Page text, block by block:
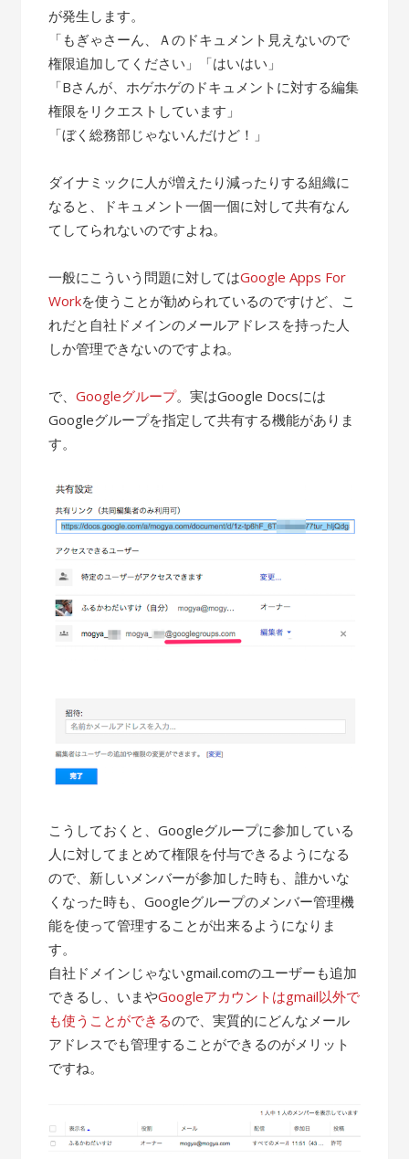
が発生します。
「もぎゃさーん、Ａのドキュメント見えないので
権限追加してください」「はいはい」
「Bさんが、ホゲホゲのドキュメントに対する編集
権限をリクエストしています」
「ぼく総務部じゃないんだけど！」
ダイナミックに人が増えたり減ったりする組織に
なると、ドキュメント一個一個に対して共有なん
てしてられないのですよね。
一般にこういう問題に対してはGoogle Apps For
Workを使うことが勧められているのですけど、こ
れだと自社ドメインのメールアドレスを持った人
しか管理できないのですよね。
で、Googleグループ。実はGoogle Docsには
Googleグループを指定して共有する機能がありま
す。
こうしておくと、Googleグループに参加している
人に対してまとめて権限を付与できるようになる
ので、新しいメンバーが参加した時も、誰かいな
くなった時も、Googleグループのメンバー管理機
能を使って管理することが出来るようになりま
す。
自社ドメインじゃないgmail.comのユーザーも追加
できるし、いまやGoogleアカウントはgmail以外で
も使うことができるので、実質的にどんなメール
アドレスでも管理することができるのがメリット
ですね。